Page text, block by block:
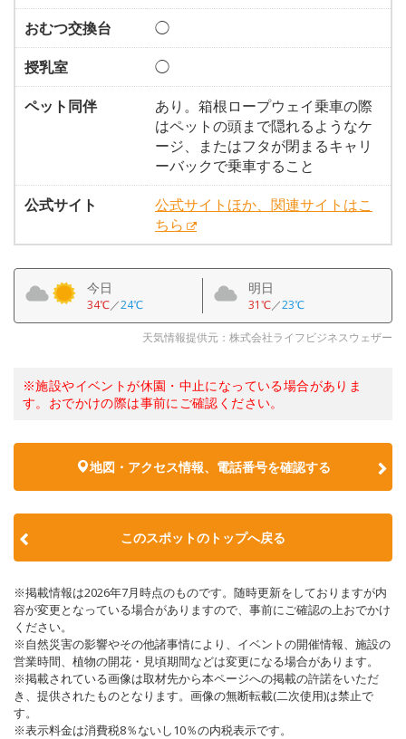
おむつ交換台
◯
授乳室
◯
ペット同伴
あり。箱根ロープウェイ乗車の際
はペットの頭まで隠れるようなケ
ージ、またはフタが閉まるキャリ
ーバックで乗車すること
公式サイト
公式サイトほか、関連サイトはこ
ちら
今日
34℃／24℃
明日
31℃／23℃
天気情報提供元：株式会社ライフビジネスウェザー
※施設やイベントが休園・中止になっている場合がありま
す。おでかけの際は事前にご確認ください。
地図・アクセス情報、電話番号を確認する
このスポットのトップへ戻る
※掲載情報は2026年7月時点のものです。随時更新をしておりますが内
容が変更となっている場合がありますので、事前にご確認の上おでかけ
ください。
※自然災害の影響やその他諸事情により、イベントの開催情報、施設の
営業時間、植物の開花・見頃期間などは変更になる場合があります。
※掲載されている画像は取材先から本ページへの掲載の許諾をいただ
き、提供されたものとなります。画像の無断転載(二次使用)は禁止で
す。
※表示料金は消費税8％ないし10％の内税表示です。